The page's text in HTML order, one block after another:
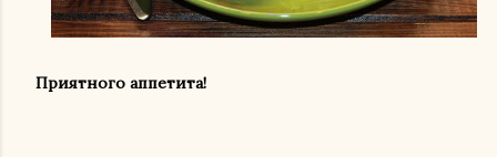
Приятного аппетита!